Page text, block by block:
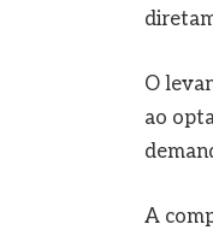
O
ao
A